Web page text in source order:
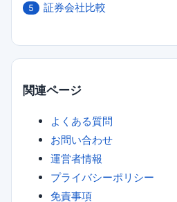
5 証券会社比較
関連ページ
よくある質問
お問い合わせ
運営者情報
プライバシーポリシー
免責事項